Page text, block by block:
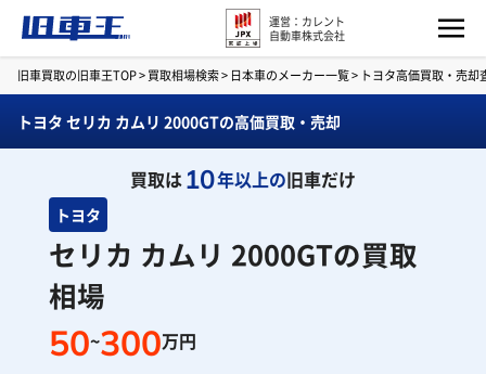
運営：カレント
自動車株式会社
旧車買取の旧車王TOP>買取相場検索> 日本車のメーカー一覧> トヨタ高価買取・売却
トヨタ セリカ カムリ 2000GTの高価買取・売却
買取は10年以上の旧車だけ
トヨタ
セリカ カムリ 2000GTの買取
相場
50~300万円